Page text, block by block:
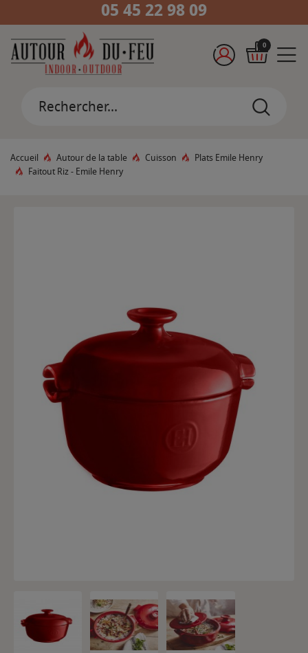
05 45 22 98 09
0
Accueil Autour de la table Cuisson
Plats Emile Henry
Faitout Riz - Emile Henry